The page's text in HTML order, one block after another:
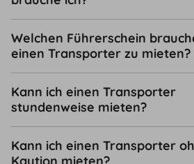
Welchen Führerschein
einen Transporter zu mieten?
Kann ich einen Transporter
stundenweise mieten?
Kann ich einen Transporter
Kaution mieten?